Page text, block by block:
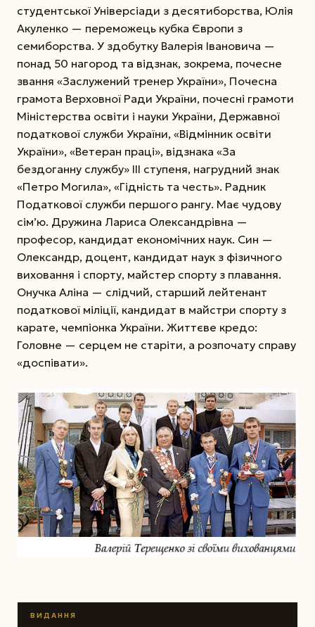
студентської Універсіади з десятиборства, Юлія
Акуленко — переможець кубка Європи з
семиборства. У здобутку Валерія Івановича —
понад 50 нагород та відзнак, зокрема, почесне
звання «Заслужений тренер України», Почесна
грамота Верховної Ради України, почесні грамоти
Міністерства освіти і науки України, Державної
податкової служби України, «Відмінник освіти
України», «Ветеран праці», відзнака «За
бездоганну службу» III ступеня, нагрудний знак
«Петро Могила», «Гідність та честь». Радник
Податкової служби першого рангу. Має чудову
сім’ю. Дружина Лариса Олександрівна —
професор, кандидат економічних наук. Син —
Олександр, доцент, кандидат наук з фізичного
виховання і спорту, майстер спорту з плавання.
Онучка Аліна — слідчий, старший лейтенант
податкової міліції, кандидат в майстри спорту з
карате, чемпіонка України. Життєве кредо:
Головне — серцем не старіти, а розпочату справу
«доспівати».
ВИДАННЯ